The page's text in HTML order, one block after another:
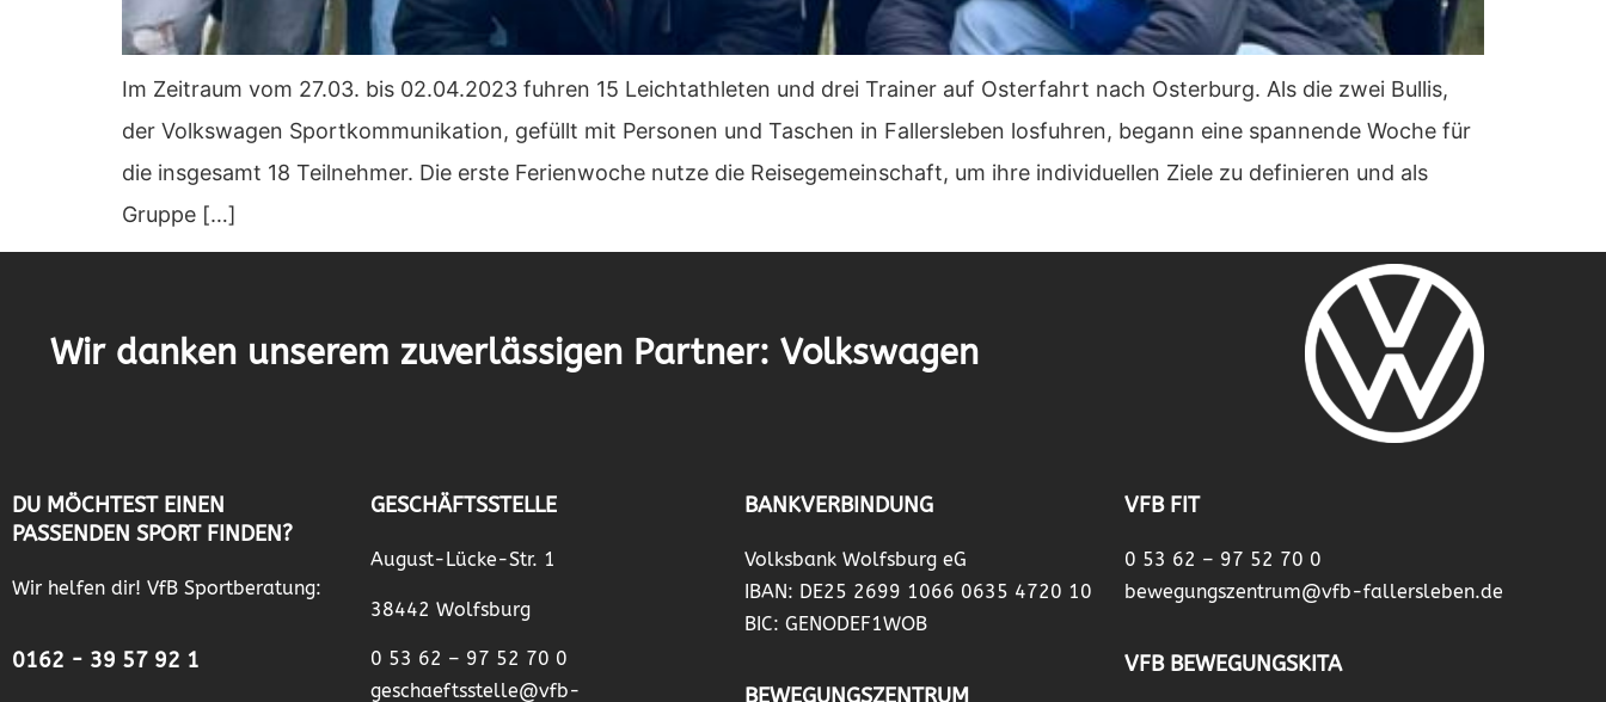
Im Zeitraum vom 27.03. bis 02.04.2023 fuhren 15 Leichtathleten und drei Trainer auf Osterfahrt nach Osterburg. Als die zwei Bullis,
der Volkswagen Sportkommunikation, gefüllt mit Personen und Taschen in Fallersleben losfuhren, begann eine spannende Woche für
die insgesamt 18 Teilnehmer. Die erste Ferienwoche nutze die Reisegemeinschaft, um ihre individuellen Ziele zu definieren und als
Gruppe […]
Wir danken unserem zuverlässigen Partner: Volkswagen
DU MÖCHTEST EINEN
PASSENDEN SPORT FINDEN?
Wir helfen dir! VfB Sportberatung:
0162 - 39 57 92 1
GESCHÄFTSSTELLE
August-Lücke-Str. 1
38442 Wolfsburg
0 53 62 – 97 52 70 0
geschaeftsstelle@vfb-
BANKVERBINDUNG
Volksbank Wolfsburg eG
IBAN: DE25 2699 1066 0635 4720 10
BIC: GENODEF1WOB
BEWEGUNGSZENTRUM
VFB FIT
0 53 62 – 97 52 70 0
bewegungszentrum@vfb-fallersleben.de
VFB BEWEGUNGSKITA